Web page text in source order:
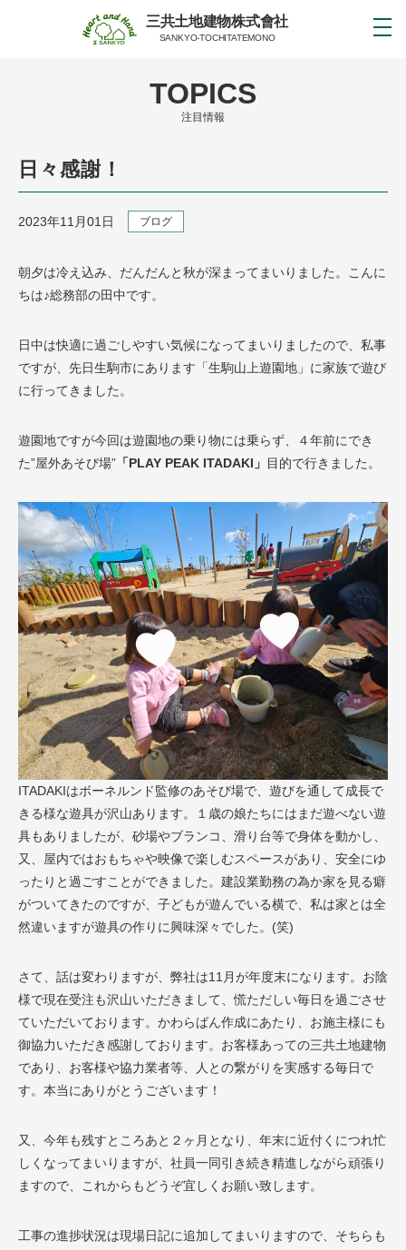
三共土地建物株式會社
SANKYO-TOCHITATEMONO
TOPICS
注目情報
日々感謝！
2023年11月01日 ブログ
朝夕は冷え込み、だんだんと秋が深まってまいりました。こんに
ちは♪総務部の田中です。
日中は快適に過ごしやすい気候になってまいりましたので、私事
ですが、先日生駒市にあります「生駒山上遊園地」に家族で遊び
に行ってきました。
遊園地ですが今回は遊園地の乗り物には乗らず、４年前にでき
た”屋外あそび場” 「PLAY PEAK ITADAKI」 目的で行きました。
ITADAKIはボーネルンド監修のあそび場で、遊びを通して成長で
きる様な遊具が沢山あります。１歳の娘たちにはまだ遊べない遊
具もありましたが、砂場やブランコ、滑り台等で身体を動かし、
又、屋内ではおもちゃや映像で楽しむスペースがあり、安全にゆ
ったりと過ごすことができました。建設業勤務の為か家を見る癖
がついてきたのですが、子どもが遊んでいる横で、私は家とは全
然違いますが遊具の作りに興味深々でした。(笑)
さて、話は変わりますが、弊社は11月が年度末になります。お陰
様で現在受注も沢山いただきまして、慌ただしい毎日を過ごさせ
ていただいております。かわらばん作成にあたり、お施主様にも
御協力いただき感謝しております。お客様あっての三共土地建物
であり、お客様や協力業者等、人との繋がりを実感する毎日で
す。本当にありがとうございます！
又、今年も残すところあと２ヶ月となり、年末に近付くにつれ忙
しくなってまいりますが、社員一同引き続き精進しながら頑張り
ますので、これからもどうぞ宜しくお願い致します。
工事の進捗状況は現場日記に追加してまいりますので、そちらも